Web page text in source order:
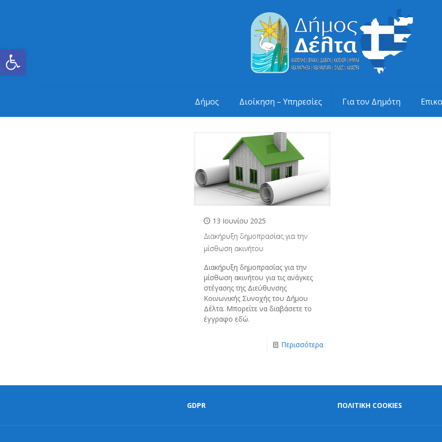
Ανοίξτε τη γραμμή εργαλείων
Δήμος Διοίκηση – Υπηρεσίες Για τον Δημότη
13 Ιουνίου 2025
Διακήρυξη δημοπρασίας για την
μίσθωση ακινήτου
Διακήρυξη δημοπρασίας για την
μίσθωση ακινήτου για τις ανάγκες
στέγασης της Διεύθυνσης
Κοινωνικής Συνοχής του Δήμου
Δέλτα. Μπορείτε να διαβάσετε το
έγγραφο εδώ.
Περισσότερα
GDPR ΠΟΛΙΤΙΚΗ COOKIES